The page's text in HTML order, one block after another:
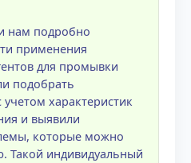
нам подробно
применения
для промывки
подобрать
характеристик
и выявили
которые можно
индивидуальный